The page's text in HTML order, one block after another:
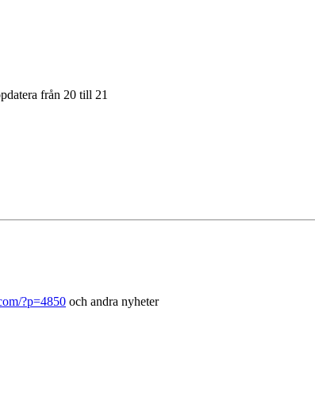
från 20 till 21
?p=4850 och andra nyheter